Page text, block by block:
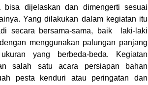
dijelaskan dan dimengerti sesuai
Yang dilakukan dalam kegiatan itu
secara bersama-sama, baik laki-laki
menggunakan palungan panjang
yang berbeda-beda. Kegiatan
salah satu acara persiapan bahan
pesta kenduri atau peringatan dan